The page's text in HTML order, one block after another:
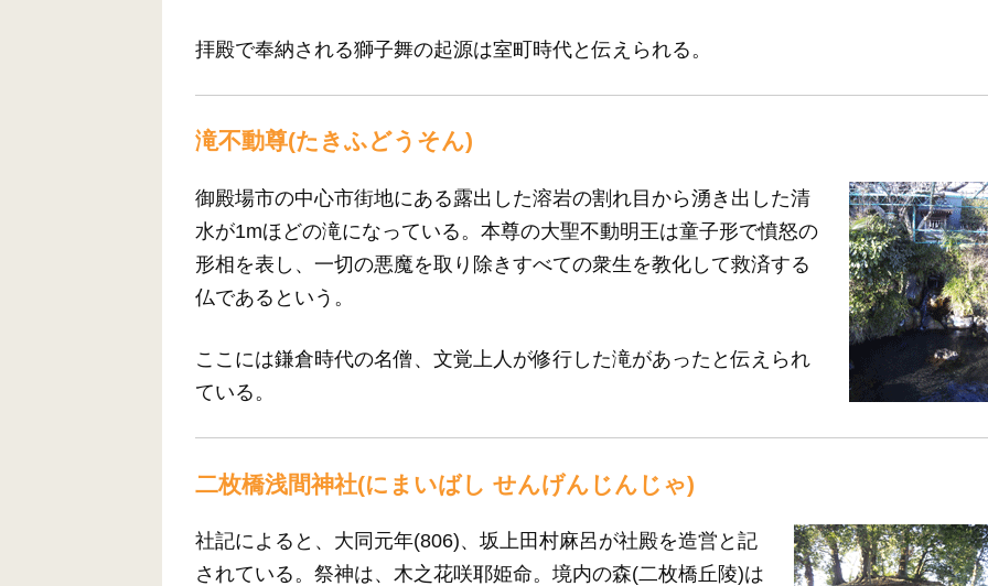
拝殿で奉納される獅子舞の起源は室町時代と伝えられる。
滝不動尊(たきふどうそん)
御殿場市の中心市街地にある露出した溶岩の割れ目から湧き出した清
水が1mほどの滝になっている。本尊の大聖不動明王は童子形で憤怒の
形相を表し、一切の悪魔を取り除きすべての衆生を教化して救済する
仏であるという。
ここには鎌倉時代の名僧、文覚上人が修行した滝があったと伝えられ
ている。
二枚橋浅間神社(にまいばし せんげんじんじゃ)
社記によると、大同元年(806)、坂上田村麻呂が社殿を造営と記
されている。祭神は、木之花咲耶姫命。境内の森(二枚橋丘陵)は